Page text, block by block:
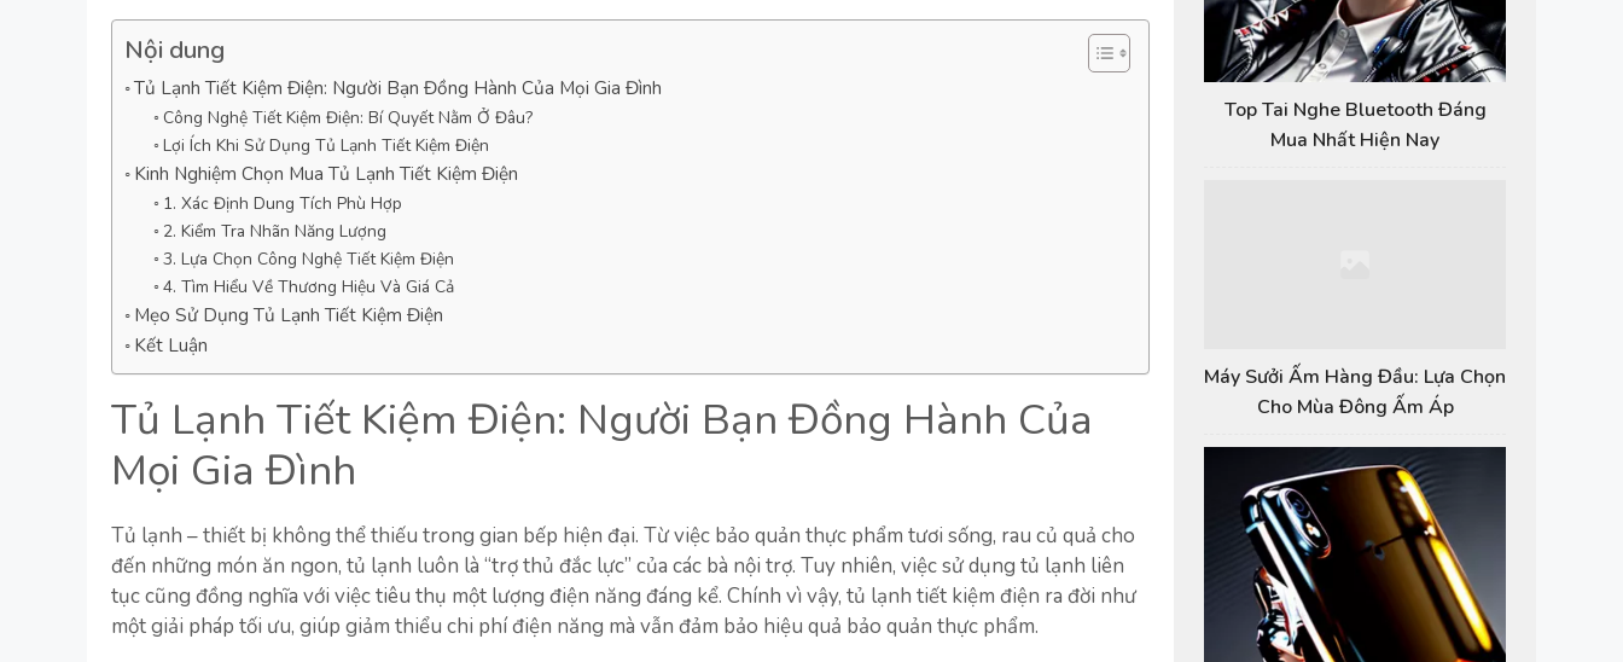
Nội dung
Tủ Lạnh Tiết Kiệm Điện: Người Bạn Đồng Hành Của Mọi Gia Đình
Công Nghệ Tiết Kiệm Điện: Bí Quyết Nằm Ở Đâu?
Lợi Ích Khi Sử Dụng Tủ Lạnh Tiết Kiệm Điện
Kinh Nghiệm Chọn Mua Tủ Lạnh Tiết Kiệm Điện
1. Xác Định Dung Tích Phù Hợp
2. Kiểm Tra Nhãn Năng Lượng
3. Lựa Chọn Công Nghệ Tiết Kiệm Điện
4. Tìm Hiểu Về Thương Hiệu Và Giá Cả
Mẹo Sử Dụng Tủ Lạnh Tiết Kiệm Điện
Kết Luận
Tủ Lạnh Tiết Kiệm Điện: Người Bạn Đồng Hành Của
Mọi Gia Đình
Tủ lạnh – thiết bị không thể thiếu trong gian bếp hiện đại. Từ việc bảo quản thực phẩm tươi sống, rau củ quả cho
đến những món ăn ngon, tủ lạnh luôn là “trợ thủ đắc lực” của các bà nội trợ. Tuy nhiên, việc sử dụng tủ lạnh liên
tục cũng đồng nghĩa với việc tiêu thụ một lượng điện năng đáng kể. Chính vì vậy, tủ lạnh tiết kiệm điện ra đời như
một giải pháp tối ưu, giúp giảm thiểu chi phí điện năng mà vẫn đảm bảo hiệu quả bảo quản thực phẩm.
Top Tai Nghe Bluetooth Đáng
Mua Nhất Hiện Nay
Máy Sưởi Ấm Hàng Đầu: Lựa Chọn
Cho Mùa Đông Ấm Áp